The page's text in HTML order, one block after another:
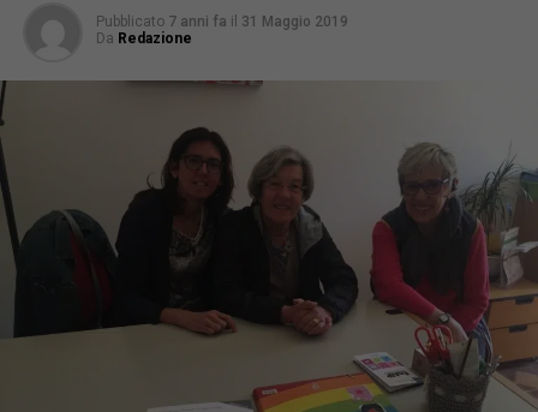
Pubblicato 7 anni fa il 31 Maggio 2019
Da Redazione